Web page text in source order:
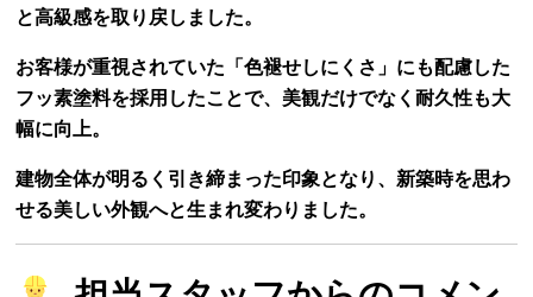
と高級感を取り戻しました。
お客様が重視されていた「色褪せしにくさ」にも配慮した
フッ素塗料を採用したことで、美観だけでなく耐久性も大
幅に向上。
建物全体が明るく引き締まった印象となり、新築時を思わ
せる美しい外観へと生まれ変わりました。